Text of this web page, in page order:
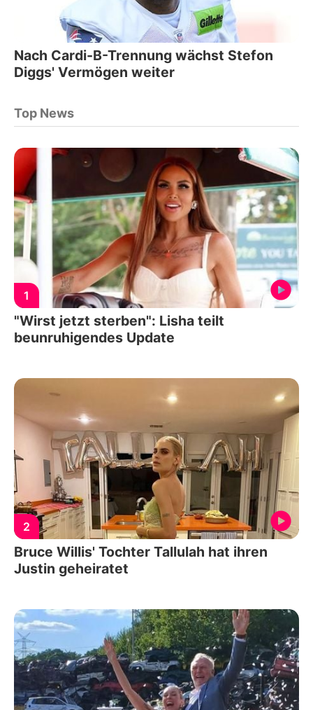
Nach Cardi-B-Trennung wächst Stefon
Diggs' Vermögen weiter
Top News
1
"Wirst jetzt sterben": Lisha teilt
beunruhigendes Update
2
Bruce Willis' Tochter Tallulah hat ihren
Justin geheiratet